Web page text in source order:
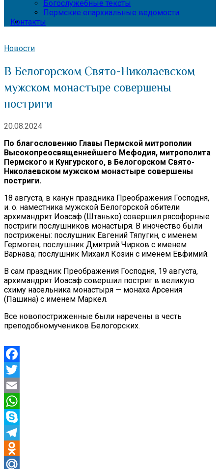
Богослужебные тексты
Пермские епархиальные ведомости
Контакты
Новости
В Белогорском Свято-Николаевском
мужском монастыре совершены
постриги
20.08.2024
По благословению Главы Пермской митрополии
Высокопреосвященнейшего Мефодия, митрополита
Пермского и Кунгурского, в Белогорском Свято-
Николаевском мужском монастыре совершены
постриги.
18 августа, в канун праздника Преображения Господня,
и. о. наместника мужской Белогорской обители
архимандрит Иоасаф (Штанько) совершил рясофорные
постриги послушников монастыря. В иночество были
пострижены: послушник Евгений Тяпугин, с именем
Гермоген; послушник Дмитрий Чирков с именем
Варнава; послушник Михаил Козин с именем Евфимий.
В сам праздник Преображения Господня, 19 августа,
архимандрит Иоасаф совершил постриг в великую
схиму насельника монастыря — монаха Арсения
(Пашина) с именем Маркел.
Все новопостриженные были наречены в честь
преподобномучеников Белогорских.
Facebook
Twitter
Email
WhatsApp
Skype
Telegram
Odnoklassniki